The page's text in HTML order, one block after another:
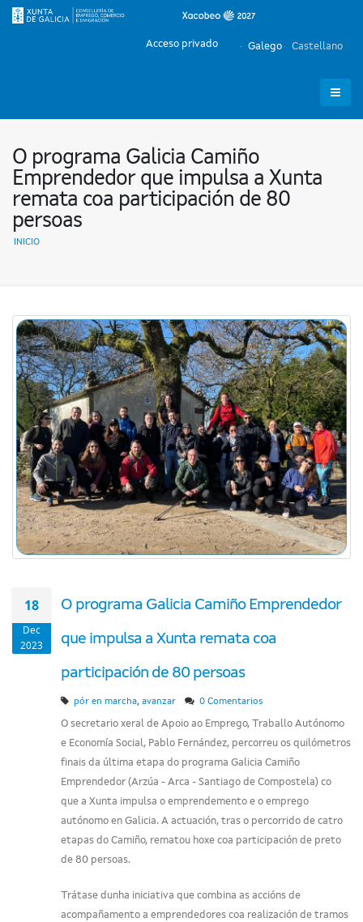
Galego Castellano
Acceso privado
O programa Galicia Camiño
Emprendedor que impulsa a Xunta
remata coa participación de 80
persoas
INICIO
18
Dec
2023
O programa Galicia Camiño Emprendedor
que impulsa a Xunta remata coa
participación de 80 persoas
pór en marcha, avanzar 0 Comentarios
O secretario xeral de Apoio ao Emprego, Traballo Autónomo
e Economía Social, Pablo Fernández, percorreu os quilómetros
finais da última etapa do programa Galicia Camiño
Emprendedor (Arzúa - Arca - Santiago de Compostela) co
que a Xunta impulsa o emprendemento e o emprego
autónomo en Galicia. A actuación, tras o percorrido de catro
etapas do Camiño, rematou hoxe coa participación de preto
de 80 persoas.
Trátase dunha iniciativa que combina as accións de
acompañamento a emprendedores coa realización de tramos